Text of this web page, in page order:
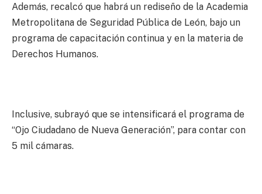
Además, recalcó que habrá un rediseño de la Academia
Metropolitana de Seguridad Pública de León, bajo un
programa de capacitación continua y en la materia de
Derechos Humanos.
Inclusive, subrayó que se intensificará el programa de
“Ojo Ciudadano de Nueva Generación”, para contar con
5 mil cámaras.